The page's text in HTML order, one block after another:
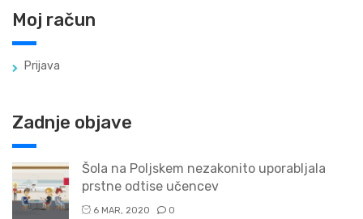
Moj račun
Prijava
Zadnje objave
Šola na Poljskem nezakonito uporabljala
prstne odtise učencev
6 MAR, 2020 0